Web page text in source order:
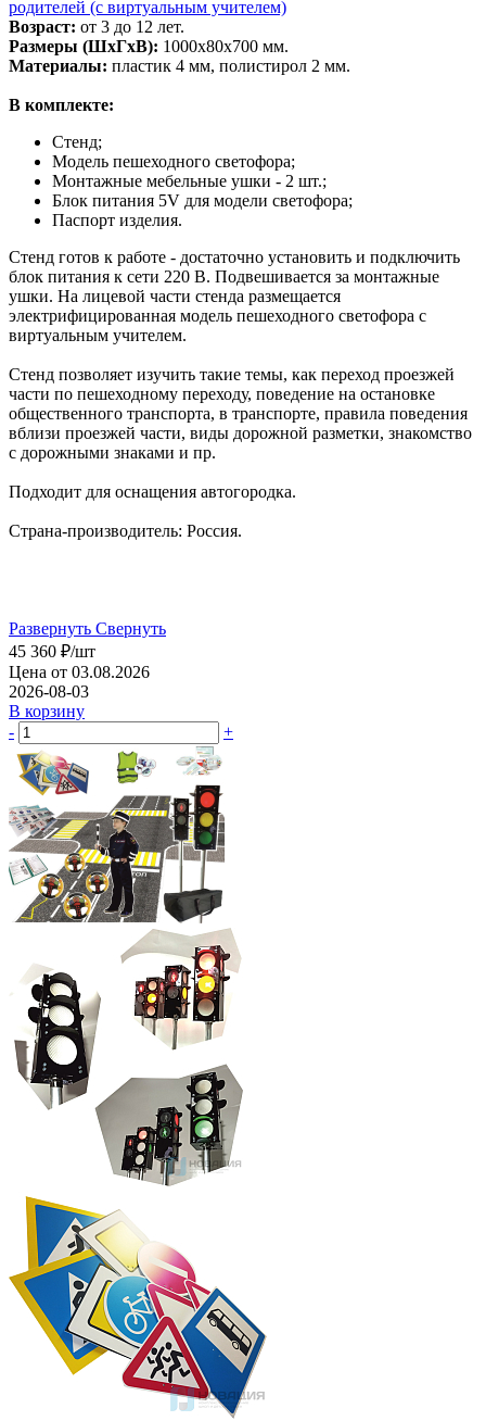
родителей (с виртуальным учителем)
Возраст: от 3 до 12 лет.
Размеры (ШхГхВ): 1000х80х700 мм.
Материалы: пластик 4 мм, полистирол 2 мм.
В комплекте:
Стенд;
Модель пешеходного светофора;
Монтажные мебельные ушки - 2 шт.;
Блок питания 5V для модели светофора;
Паспорт изделия.
Стенд готов к работе - достаточно установить и подключить
блок питания к сети 220 В. Подвешивается за монтажные
ушки. На лицевой части стенда размещается
электрифицированная модель пешеходного светофора с
виртуальным учителем.
Стенд позволяет изучить такие темы, как переход проезжей
части по пешеходному переходу, поведение на остановке
общественного транспорта, в транспорте, правила поведения
вблизи проезжей части, виды дорожной разметки, знакомство
с дорожными знаками и пр.
Подходит для оснащения автогородка.
Страна-производитель: Россия.
Развернуть Свернуть
45 360 ₽/шт
Цена от 03.08.2026
2026-08-03
В корзину
-
+